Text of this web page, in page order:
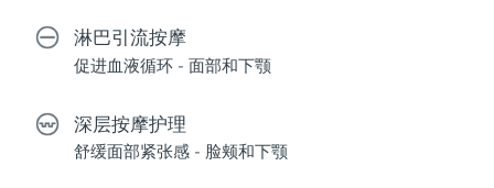
淋巴引流按摩
促进血液循环 - 面部和下颚
深层按摩护理
舒缓面部紧张感 - 脸颊和下颚